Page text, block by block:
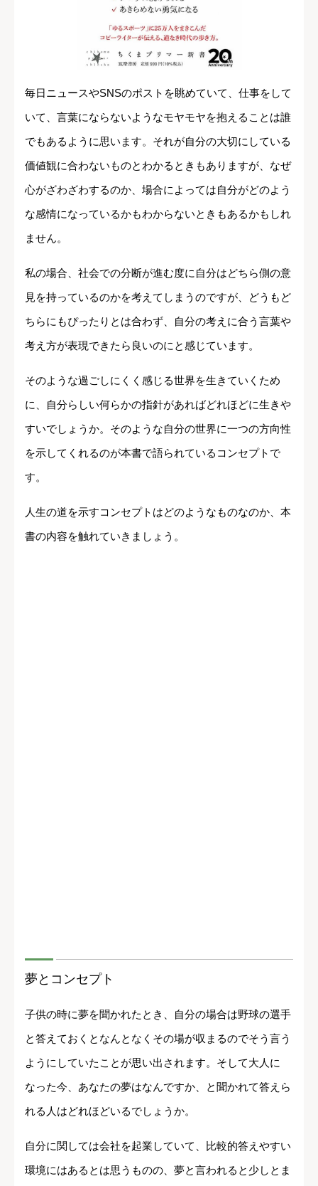
毎日ニュースやSNSのポストを眺めていて、仕事をして
いて、言葉にならないようなモヤモヤを抱えることは誰
でもあるように思います。それが自分の大切にしている
価値観に合わないものとわかるときもありますが、なぜ
心がざわざわするのか、場合によっては自分がどのよう
な感情になっているかもわからないときもあるかもしれ
ません。
私の場合、社会での分断が進む度に自分はどちら側の意
見を持っているのかを考えてしまうのですが、どうもど
ちらにもぴったりとは合わず、自分の考えに合う言葉や
考え方が表現できたら良いのにと感じています。
そのような過ごしにくく感じる世界を生きていくため
に、自分らしい何らかの指針があればどれほどに生きや
すいでしょうか。そのような自分の世界に一つの方向性
を示してくれるのが本書で語られているコンセプトで
す。
人生の道を示すコンセプトはどのようなものなのか、本
書の内容を触れていきましょう。
夢とコンセプト
子供の時に夢を聞かれたとき、自分の場合は野球の選手
と答えておくとなんとなくその場が収まるのでそう言う
ようにしていたことが思い出されます。そして大人に
なった今、あなたの夢はなんですか、と聞かれて答えら
れる人はどれほどいるでしょうか。
自分に関しては会社を起業していて、比較的答えやすい
環境にはあるとは思うものの、夢と言われると少しとま